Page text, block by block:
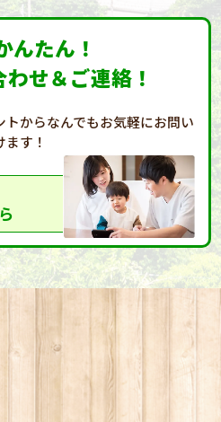
んたん！
せ＆ご連絡！
トからなんでもお気軽にお問い
す！